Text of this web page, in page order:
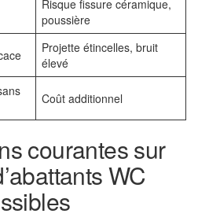
Risque fissure céramique,
poussière
Projette étincelles, bruit
élevé
Coût additionnel
courantes sur
WC